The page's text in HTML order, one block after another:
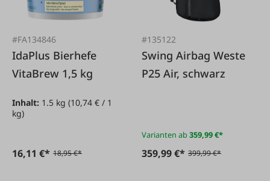
#FA134846
IdaPlus Bierhefe
VitaBrew 1,5 kg
Inhalt: 1.5 kg (10,74 € / 1
kg)
16,11 €* 18,95 €*
#135122
Swing Airbag Weste
P25 Air, schwarz
Varianten ab359,99 €*
359,99 €* 399,99 €*